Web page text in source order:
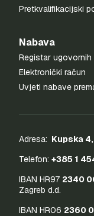
Pretkvalifikacijski
Nabava
Registar
Elektronički račun
Uvjeti nabave
Adresa: Kupska
Telefon: +385 1
IBAN HR97 2340
Zagreb d.d.
IBAN HR06 2360